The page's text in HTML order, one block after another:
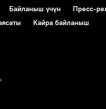
Байланыш үчүн Пресс-
Кайра байланыш